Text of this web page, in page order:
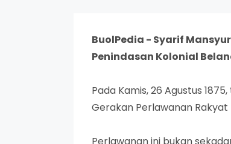
BuolPedia - Syarif
Penindasan Kolonial
Pada Kamis, 26 Agustus
Gerakan Perlawanan Rakyat